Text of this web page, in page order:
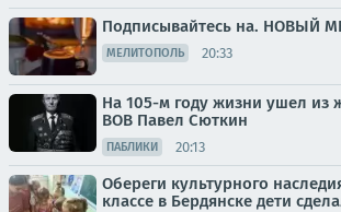
Подписывайтесь на. НОВЫЙ
МЕЛИТОПОЛЬ 20:33
На 105-м году жизни ушел из
ВОВ Павел Сюткин
ПАБЛИКИ 20:13
Обереги культурного
классе в Бердянске дети